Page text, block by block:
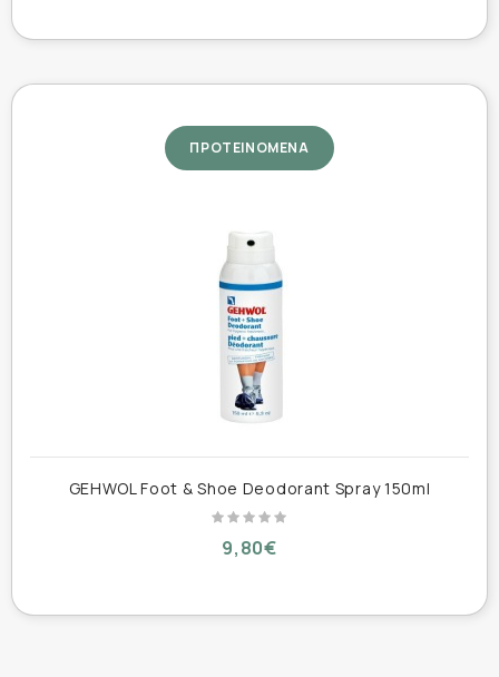
των ποδιών, χάρη στις μοναδικές,
Πούδρα Διπλής Προστασίας
καθαρό και στεγνό δέρμα, επιμένοντας στην
μεσοδακτύλια περιοχή, 1-2 φορές την ημέρα.
ΠΡΟΤΕΙΝΟΜΕΝΑ
GEHWOL Foot & Shoe Deodorant Spray 150ml
9,80€